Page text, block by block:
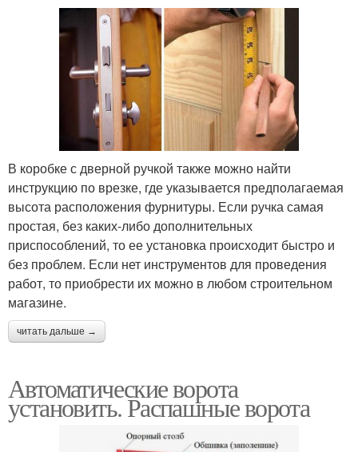
Металлические вороты Ворот в гараж
Подъёмные вороты Ворот из профнастила
Подвесные вороты Ворот из профлиста
Автоматики для
распашных ворот
Автоматики для
откатных ворот
Ворот на примере
В коробке с дверной ручкой также можно найти
инструкцию по врезке, где указывается предполагаемая
высота расположения фурнитуры. Если ручка самая
простая, без каких-либо дополнительных
приспособлений, то ее установка происходит быстро и
без проблем. Если нет инструментов для проведения
работ, то приобрести их можно в любом строительном
магазине.
читать дальше →
Автоматические ворота
установить. Распашные ворота